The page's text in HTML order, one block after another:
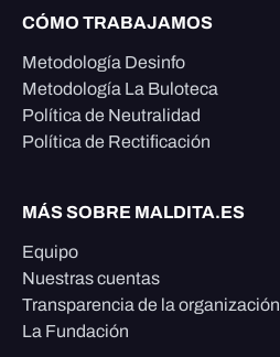
CÓMO TRABAJAMOS
Metodología Desinfo
Metodología La Buloteca
Política de Neutralidad
Política de Rectificación
MÁS SOBRE MALDITA.ES
Equipo
Nuestras cuentas
Transparencia de la organización
La Fundación